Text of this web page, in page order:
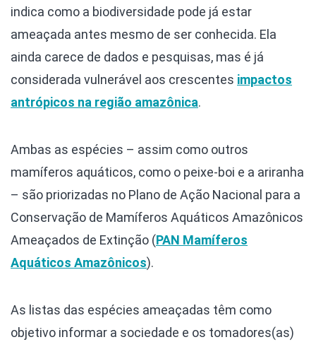
indica como a biodiversidade pode já estar
ameaçada antes mesmo de ser conhecida. Ela
ainda carece de dados e pesquisas, mas é já
considerada vulnerável aos crescentes impactos
antrópicos na região amazônica.
Ambas as espécies – assim como outros
mamíferos aquáticos, como o peixe-boi e a ariranha
– são priorizadas no Plano de Ação Nacional para a
Conservação de Mamíferos Aquáticos Amazônicos
Ameaçados de Extinção (PAN Mamíferos
Aquáticos Amazônicos).
As listas das espécies ameaçadas têm como
objetivo informar a sociedade e os tomadores(as)